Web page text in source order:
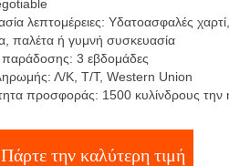
λεπτομέρειες: Υδατοασφαλές
παλέτα ή γυμνή συσκευασία
3 εβδομάδες
Λ/Κ, Τ/Τ, Western Union
προσφοράς: 1500 κυλίνδρους την
Πάρτε την καλύτερη τιμή